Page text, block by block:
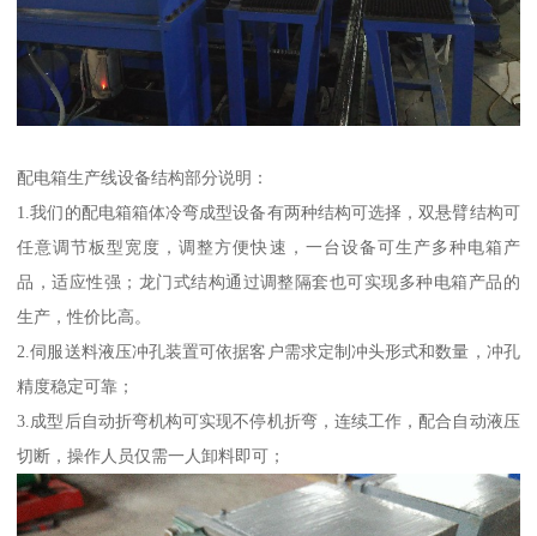
配电箱生产线设备结构部分说明：
1.我们的配电箱箱体冷弯成型设备有两种结构可选择，双悬臂结构可
任意调节板型宽度，调整方便快速，一台设备可生产多种电箱产
品，适应性强；龙门式结构通过调整隔套也可实现多种电箱产品的
生产，性价比高。
2.伺服送料液压冲孔装置可依据客户需求定制冲头形式和数量，冲孔
精度稳定可靠；
3.成型后自动折弯机构可实现不停机折弯，连续工作，配合自动液压
切断，操作人员仅需一人卸料即可；